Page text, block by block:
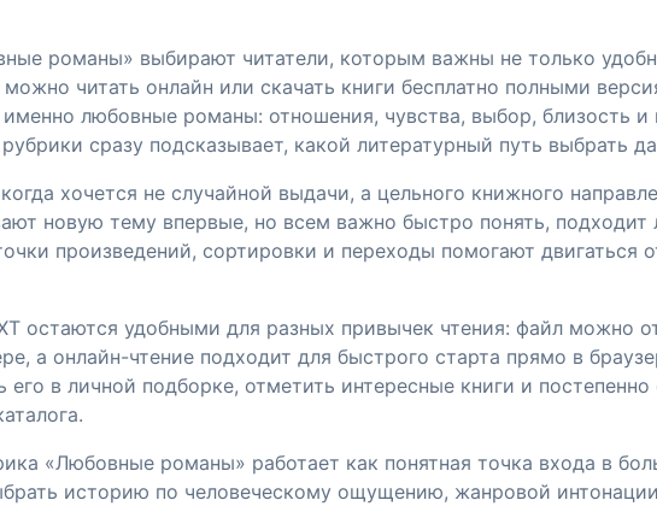
романы» выбирают читатели, которым важны не только
читать онлайн или скачать книги бесплатно полными
именно любовные романы: отношения, чувства, выбор, близость
сразу подсказывает, какой литературный путь выбрать
хочется не случайной выдачи, а цельного книжного
новую тему впервые, но всем важно быстро понять, подходит
произведений, сортировки и переходы помогают двигаться
остаются удобными для разных привычек чтения: файл можно
а онлайн-чтение подходит для быстрого старта прямо в
в личной подборке, отметить интересные книги и
«Любовные романы» работает как понятная точка входа в
историю по человеческому ощущению, жанровой